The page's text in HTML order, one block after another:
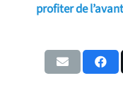
profiter de